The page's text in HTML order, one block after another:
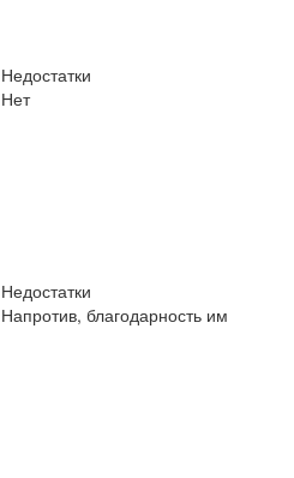
Недостатки
Нет
Недостатки
Напротив, благодарность им